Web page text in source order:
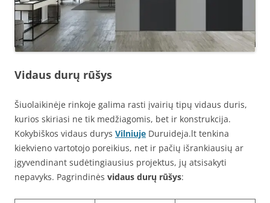
Vidaus durų rūšys
Šiuolaikinėje rinkoje galima rasti įvairių tipų vidaus duris,
kurios skiriasi ne tik medžiagomis, bet ir konstrukcija.
Kokybiškos vidaus durys Vilniuje Duruideja.lt tenkina
kiekvieno vartotojo poreikius, net ir pačių išrankiausių ar
įgyvendinant sudėtingiausius projektus, jų atsisakyti
nepavyks. Pagrindinės vidaus durų rūšys: